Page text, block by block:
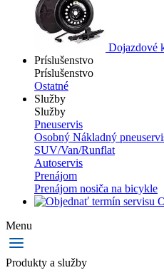
Dojazdové
Príslušenstvo
Príslušenstvo
Ostatné
Služby
Služby
Pneuservis
Osobný Nákladný
SUV/Van/Runflat
Autoservis
Prenájom
Prenájom nosiča na bicykle
Menu
Produkty a služby